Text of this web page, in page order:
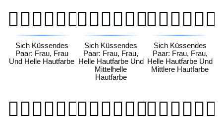
👩🏻‍❤️‍💋‍👩🏻
Sich Küssendes
Paar: Frau, Frau
Und Helle Hautfarbe
👩🏻‍❤️‍💋‍👩🏼
Sich Küssendes
Paar: Frau, Frau,
Helle Hautfarbe Und
Mittelhelle
Hautfarbe
👩🏻‍❤️‍💋‍👩🏽
Sich Küssendes
Paar: Frau, Frau,
Helle Hautfarbe Und
Mittlere Hautfarbe
👩🏻‍❤️‍💋‍👩🏾👩🏻‍❤️‍💋‍👩🏿👩🏼‍❤️‍💋‍👩🏻